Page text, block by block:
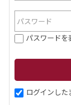
パスワードを
ログインした